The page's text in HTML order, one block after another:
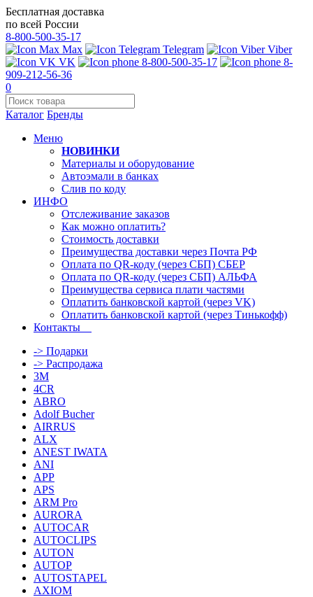
Бесплатная доставка
по всей России
8-800-500-35-17
Max
Telegram
Viber
VK
8-800-500-35-17
8-
909-212-56-36
0
Каталог Бренды
Меню
НОВИНКИ
Материалы и оборудование
Автоэмали в банках
Слив по коду
ИНФО
Отслеживание заказов
Как можно оплатить?
Стоимость доставки
Преимущества доставки через Почта РФ
Оплата по QR-коду (через СБП) СБЕР
Оплата по QR-коду (через СБП) АЛЬФА
Преимущества сервиса плати частями
Оплатить банковской картой (через VK)
Оплатить банковской картой (через Тинькофф)
Контакты
-> Подарки
-> Распродажа
3M
4CR
ABRO
Adolf Bucher
AIRRUS
ALX
ANEST IWATA
ANI
APP
APS
ARM Pro
AURORA
AUTOCAR
AUTOCLIPS
AUTON
AUTOP
AUTOSTAPEL
AXIOM